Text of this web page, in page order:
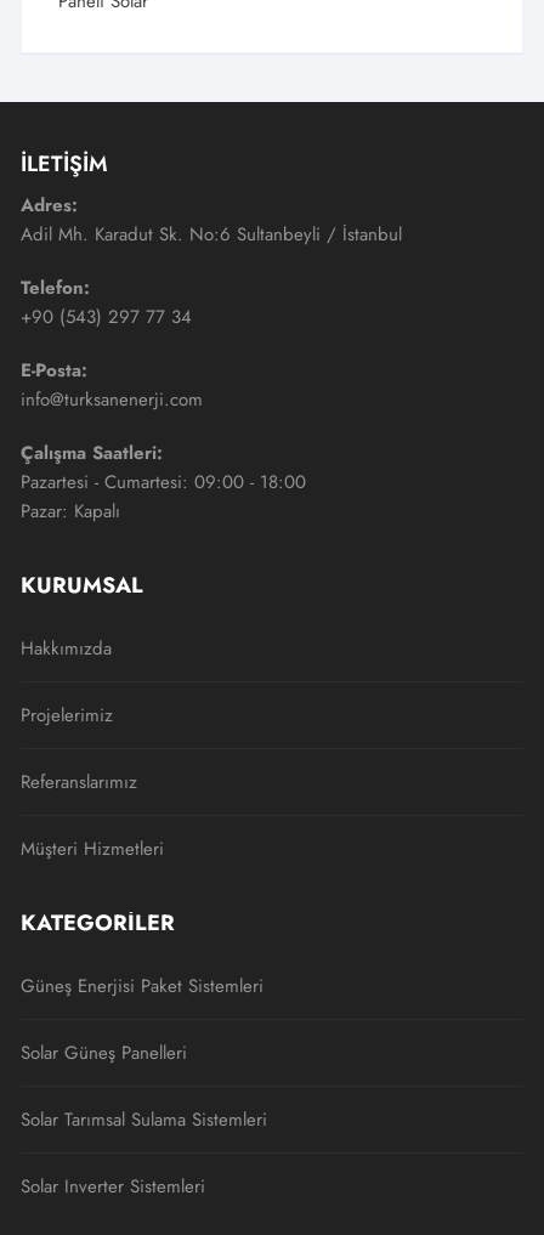
İLETİŞİM
Adres:
Adil Mh. Karadut Sk. No:6 Sultanbeyli / İstanbul
Telefon:
+90 (543) 297 77 34
E-Posta:
info@turksanenerji.com
Çalışma Saatleri:
Pazartesi - Cumartesi: 09:00 - 18:00
Pazar: Kapalı
KURUMSAL
Hakkımızda
Projelerimiz
Referanslarımız
Müşteri Hizmetleri
KATEGORILER
Güneş Enerjisi Paket Sistemleri
Solar Güneş Panelleri
Solar Tarımsal Sulama Sistemleri
Solar Inverter Sistemleri